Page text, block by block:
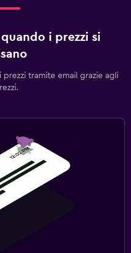
i prezzi si
tramite email grazie agli